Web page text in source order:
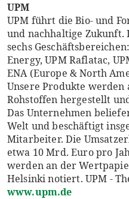
UPM
UPM führt die Bio- und
und nachhaltige Zukunft.
sechs
Energy, UPM Raflatac,
ENA (Europe & North
Unsere Produkte werden
Rohstoffen hergestellt
Das Unternehmen
Welt und beschäftigt
Mitarbeiter. Die
etwa 10 Mrd. Euro pro
werden an der
Helsinki notiert. UPM -
www.upm.de